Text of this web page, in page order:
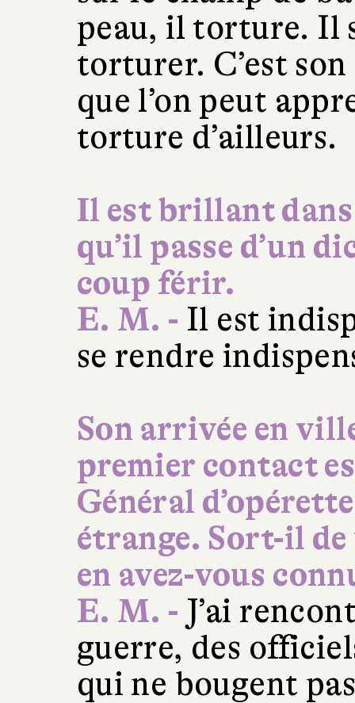
peau, il torture. Il
torturer. C’est
que l’on peut
torture d’ailleurs.
Il est brillant
qu’il passe d’un
coup férir.
E. M. - Il est
se rendre
Son arrivée en
premier contact
Général
étrange. Sort-il
en avez-vous
E. M. - J’ai
guerre, des
qui ne bougent